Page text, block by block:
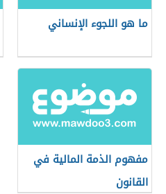
ما هو اللجوء الإنساني
مفهوم الذمة المالية في
القانون